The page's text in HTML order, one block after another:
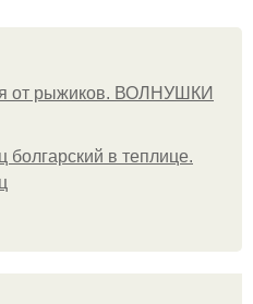
от рыжиков. ВОЛНУШКИ
болгарский в теплице.